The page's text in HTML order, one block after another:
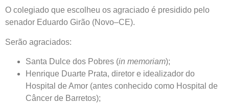
O colegiado que escolheu os agraciado é presidido pelo
senador Eduardo Girão (Novo–CE).
Serão agraciados:
Santa Dulce dos Pobres (in memoriam);
Henrique Duarte Prata, diretor e idealizador do
Hospital de Amor (antes conhecido como Hospital de
Câncer de Barretos);